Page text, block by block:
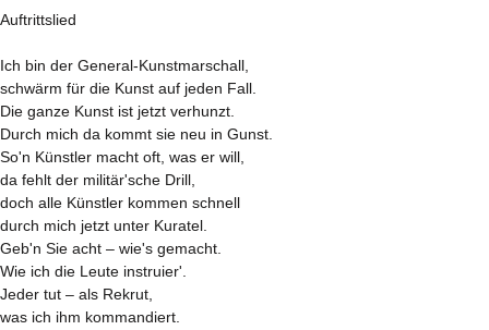
Auftrittslied
Ich bin der General-Kunstmarschall,
schwärm für die Kunst auf jeden Fall.
Die ganze Kunst ist jetzt verhunzt.
Durch mich da kommt sie neu in Gunst.
So'n Künstler macht oft, was er will,
da fehlt der militär'sche Drill,
doch alle Künstler kommen schnell
durch mich jetzt unter Kuratel.
Geb'n Sie acht – wie's gemacht.
Wie ich die Leute instruier'.
Jeder tut – als Rekrut,
was ich ihm kommandiert.